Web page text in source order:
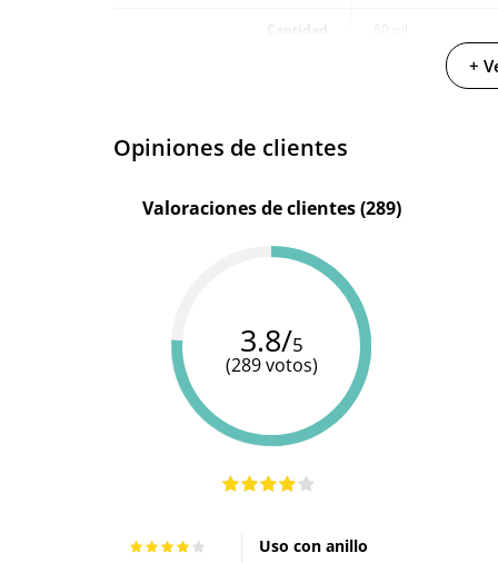
Cantidad 60 ml
+
Opiniones de clientes
Valoraciones de clientes (289)
3.8/5
(289 votos)
Uso con anillo